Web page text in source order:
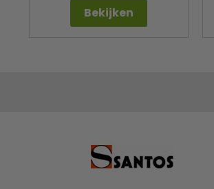
Bekijken